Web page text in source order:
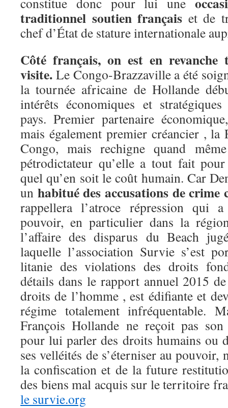
traditionnel soutien français et de
chef d’État de stature internationale
Côté français, on est en revanche
visite. Le Congo-Brazzaville a été
la tournée africaine de Hollande
intérêts économiques et
pays. Premier partenaire
mais également premier créancier , la
Congo, mais rechigne quand
pétrodictateur qu’elle a tout fait
quel qu’en soit le coût humain. Car
un habitué des accusations de
rappellera l’atroce répression qui
pouvoir, en particulier dans la
l’affaire des disparus du Beach
laquelle l’association Survie s’est
litanie des violations des droits
détails dans le rapport annuel 2015
droits de l’homme , est édifiante et
régime totalement infréquentable.
François Hollande ne reçoit pas
pour lui parler des droits humains ou
ses velléités de s’éterniser au
la confiscation et de la future
des biens mal acquis sur le territoire
le survie.org